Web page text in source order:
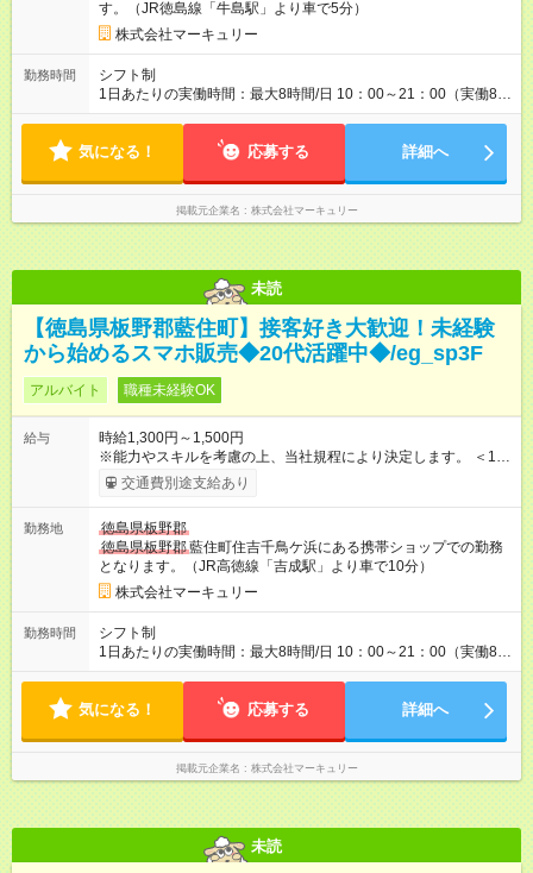
用期間なし
す。（JR徳島線「牛島駅」より車で5分）
株式会社マーキュリー
勤務時間
シフト制
1日あたりの実働時間：最大8時間/日 10：00～21：00（実働8時
間／休憩1時間） ＜シフト例＞ 10：00～19：00 12：00～21：
の両立も叶います！
気になる！ 応募する 詳細へ
掲載元企業名 株式会社マーキュリー
未読
【徳島県板野郡藍住町】接客好き大歓迎！未経験
から始めるスマホ販売◆20代活躍中◆/eg_sp3F
アルバイト 職種未経験OK
給与
時給1,300円～1,500円
※能力やスキルを考慮の上、当社規程により決定します。 ＜1人
ひとりの成長・頑張りを評価＞ 毎年半期ごとに評価制度を実施
し、ビジネスマナーやコンプライアンスなどの項目ごとに目標
アップも叶えています。 1人ひとりの成長や頑張りに対してもし
っかり還元をしていく制度が確立しています！ 【試用期間】試
用期間なし
交通費別途支給あり
勤務地
徳島県板野郡
徳島県板野郡藍住町住吉千鳥ケ浜にある携帯ショップでの勤務
となります。（JR高徳線「吉成駅」より車で10分）
株式会社マーキュリー
勤務時間
シフト制
1日あたりの実働時間：最大8時間/日 10：00～21：00（実働8時
間／休憩1時間） ＜シフト例＞ 10：00～19：00 12：00～21：
の両立も叶います！
気になる！ 応募する 詳細へ
掲載元企業名 株式会社マーキュリー
未読